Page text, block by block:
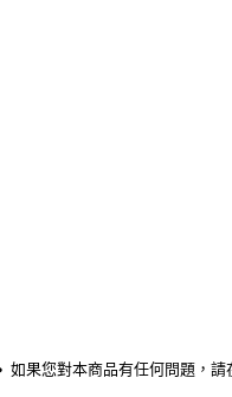
如果您對本商品有任何問題，請